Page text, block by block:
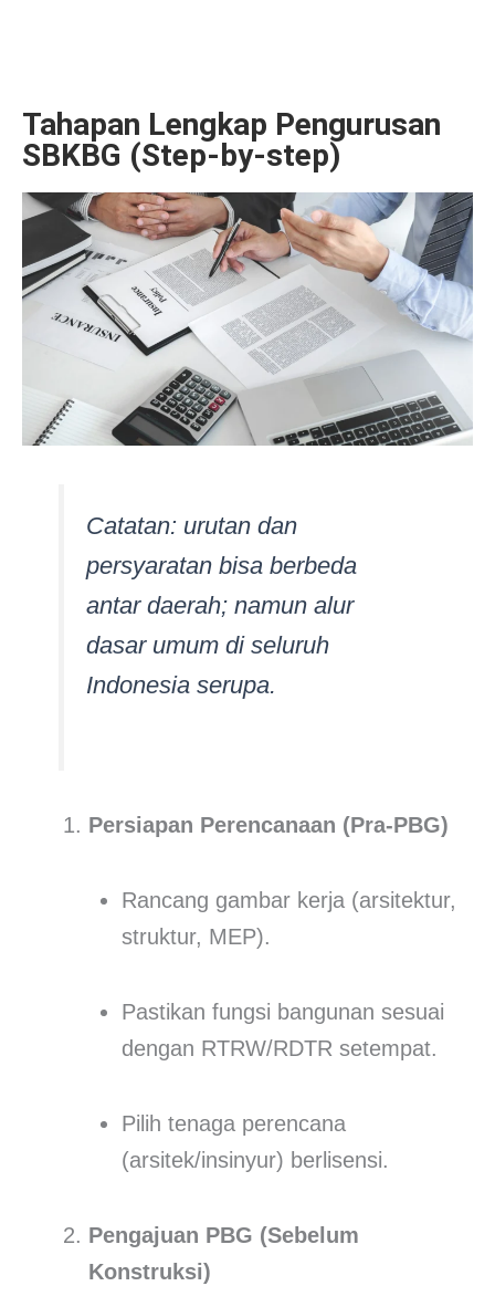
Tahapan Lengkap Pengurusan
SBKBG (Step-by-step)
Catatan: urutan dan
persyaratan bisa berbeda
antar daerah; namun alur
dasar umum di seluruh
Indonesia serupa.
Persiapan Perencanaan (Pra-PBG)
Rancang gambar kerja (arsitektur,
struktur, MEP).
Pastikan fungsi bangunan sesuai
dengan RTRW/RDTR setempat.
Pilih tenaga perencana
(arsitek/insinyur) berlisensi.
Pengajuan PBG (Sebelum
Konstruksi)